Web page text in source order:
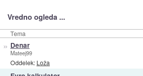
Vredno ogleda ...
Tema
» Denar
Mateej99
Oddelek: Loža